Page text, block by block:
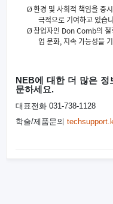
Ø환경 및 사회적 책임을 중
극적으로 기여하고 있습
Ø창업자인 Don Comb의
업 문화,지속 가능성을
NEB에 대한 더 많은 정
문하세요.
대표전화 031-738-1128
학술/제품문의